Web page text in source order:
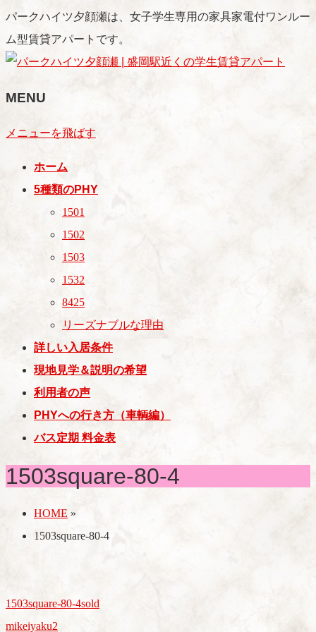
パークハイツ夕顔瀬は、女子学生専用の家具家電付ワンルー
ム型賃貸アパートです。
MENU
メニューを飛ばす
ホーム
5種類のPHY
1501
1502
1503
1532
8425
リーズナブルな理由
詳しい入居条件
現地見学＆説明の希望
利用者の声
PHYへの行き方（車輌編）
バス定期 料金表
1503square-80-4
HOME »
1503square-80-4
1503square-80-4sold
mikeiyaku2